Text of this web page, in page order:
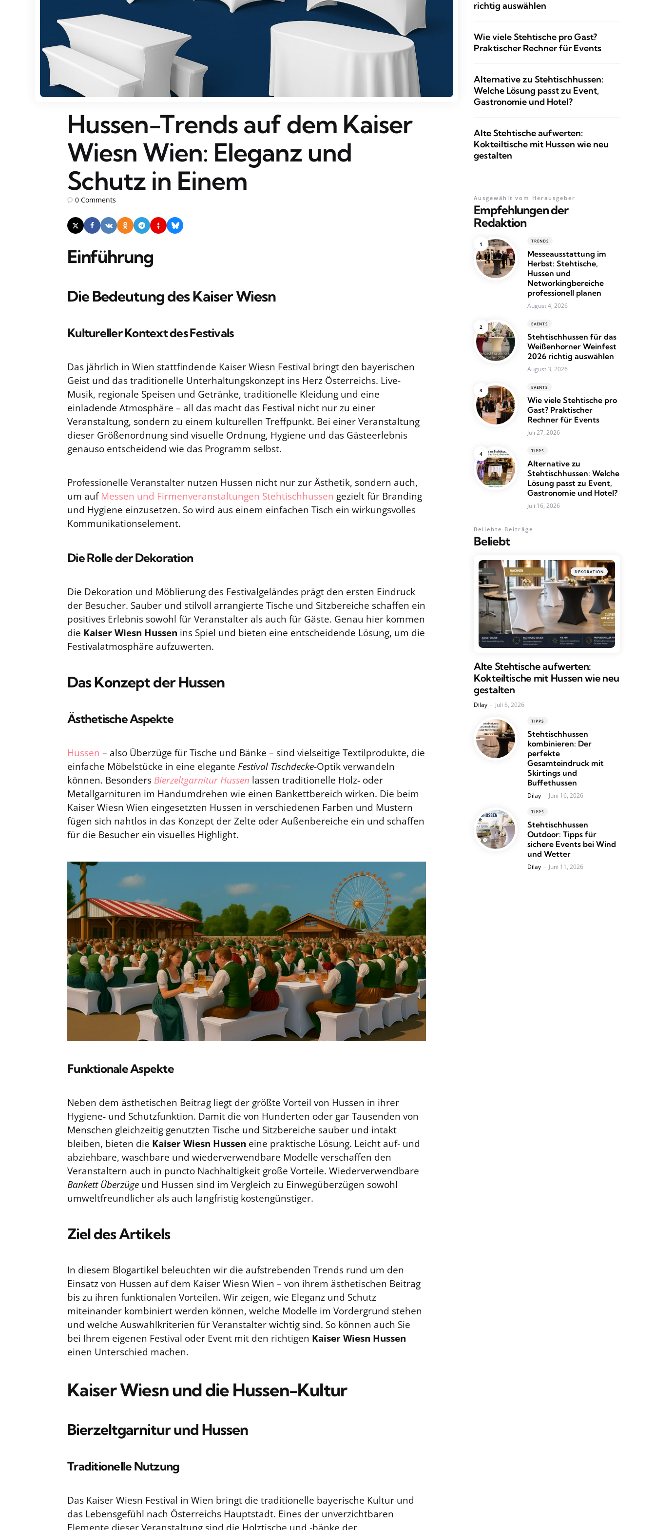
Hussen-Trends auf dem Kaiser
Wiesn Wien: Eleganz und
Schutz in Einem
0 Comments
Einführung
Die Bedeutung des Kaiser Wiesn
Kultureller Kontext des Festivals
Das jährlich in Wien stattfindende Kaiser Wiesn Festival bringt den bayerischen
Geist und das traditionelle Unterhaltungskonzept ins Herz Österreichs. Live-
Musik, regionale Speisen und Getränke, traditionelle Kleidung und eine
einladende Atmosphäre – all das macht das Festival nicht nur zu einer
Veranstaltung, sondern zu einem kulturellen Treffpunkt. Bei einer Veranstaltung
dieser Größenordnung sind visuelle Ordnung, Hygiene und das Gästeerlebnis
genauso entscheidend wie das Programm selbst.
Professionelle Veranstalter nutzen Hussen nicht nur zur Ästhetik, sondern auch,
um aufMessen und Firmenveranstaltungen Stehtischhussen gezielt für Branding
und Hygiene einzusetzen. So wird aus einem einfachen Tisch ein wirkungsvolles
Kommunikationselement.
Die Rolle der Dekoration
Die Dekoration und Möblierung des Festivalgeländes prägt den ersten Eindruck
der Besucher. Sauber und stilvoll arrangierte Tische und Sitzbereiche schaffen ein
positives Erlebnis sowohl für Veranstalter als auch für Gäste. Genau hier kommen
die Kaiser Wiesn Hussen ins Spiel und bieten eine entscheidende Lösung, um die
Festivalatmosphäre aufzuwerten.
Das Konzept der Hussen
Ästhetische Aspekte
Hussen – also Überzüge für Tische und Bänke – sind vielseitige Textilprodukte, die
einfache Möbelstücke in eine elegante Festival Tischdecke-Optik verwandeln
können. Besonders Bierzeltgarnitur Hussen lassen traditionelle Holz- oder
Metallgarnituren im Handumdrehen wie einen Bankettbereich wirken. Die beim
Kaiser Wiesn Wien eingesetzten Hussen in verschiedenen Farben und Mustern
fügen sich nahtlos in das Konzept der Zelte oder Außenbereiche ein und schaffen
für die Besucher ein visuelles Highlight.
Funktionale Aspekte
Neben dem ästhetischen Beitrag liegt der größte Vorteil von Hussen in ihrer
Hygiene- und Schutzfunktion. Damit die von Hunderten oder gar Tausenden von
Menschen gleichzeitig genutzten Tische und Sitzbereiche sauber und intakt
bleiben, bieten die Kaiser Wiesn Hussen eine praktische Lösung. Leicht auf- und
abziehbare, waschbare und wiederverwendbare Modelle verschaffen den
Veranstaltern auch in puncto Nachhaltigkeit große Vorteile. Wiederverwendbare
Bankett Überzüge und Hussen sind im Vergleich zu Einwegüberzügen sowohl
umweltfreundlicher als auch langfristig kostengünstiger.
Ziel des Artikels
In diesem Blogartikel beleuchten wir die aufstrebenden Trends rund um den
Einsatz von Hussen auf dem Kaiser Wiesn Wien – von ihrem ästhetischen Beitrag
bis zu ihren funktionalen Vorteilen. Wir zeigen, wie Eleganz und Schutz
miteinander kombiniert werden können, welche Modelle im Vordergrund stehen
und welche Auswahlkriterien für Veranstalter wichtig sind. So können auch Sie
bei Ihrem eigenen Festival oder Event mit den richtigen Kaiser Wiesn Hussen
einen Unterschied machen.
Kaiser Wiesn und die Hussen-Kultur
Bierzeltgarnitur und Hussen
Traditionelle Nutzung
Das Kaiser Wiesn Festival in Wien bringt die traditionelle bayerische Kultur und
das Lebensgefühl nach Österreichs Hauptstadt. Eines der unverzichtbaren
richtig auswählen
Wie viele Stehtische pro Gast?
Praktischer Rechner für Events
Alternative zu Stehtischhussen:
Welche Lösung passt zu Event,
Gastronomie und Hotel?
Alte Stehtische aufwerten:
Kokteiltische mit Hussen wie neu
gestalten
Empfehlungen der
Redaktion
Ausgewählt vom Herausgeber
TRENDS
Messeausstattung im
Herbst: Stehtische,
Hussen und
Networkingbereiche
professionell planen
August 4, 2026
EVENTS
Stehtischhussen für das
Weißenhorner Weinfest
2026 richtig auswählen
August 3, 2026
EVENTS
Wie viele Stehtische pro
Gast? Praktischer
Rechner für Events
Juli 27, 2026
TIPPS
Alternative zu
Stehtischhussen: Welche
Lösung passt zu Event,
Gastronomie und Hotel?
Juli 16, 2026
Beliebt
Beliebte Beiträge
DEKORATION
Alte Stehtische aufwerten:
Kokteiltische mit Hussen wie neu
gestalten
Posted
Dilay Juli 6, 2026
TIPPS
Stehtischhussen
kombinieren: Der
perfekte
Gesamteindruck mit
Skirtings und
Buffethussen
Posted
Dilay Juni 16, 2026
TIPPS
Stehtischhussen
Outdoor: Tipps für
sichere Events bei Wind
und Wetter
Posted
Dilay Juni 11, 2026